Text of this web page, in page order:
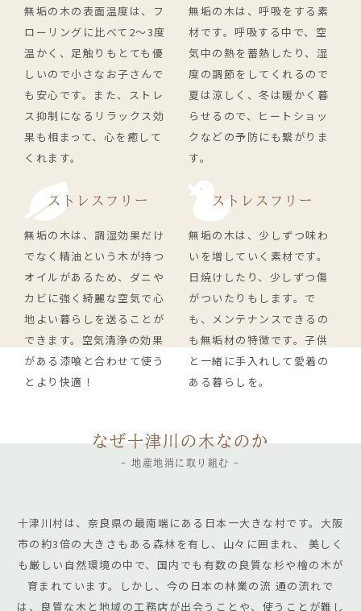
無垢の木の表面温度は、フ
ローリングに比べて2〜3度
温かく、足触りもとても優
しいので小さなお子さんで
も安心です。また、ストレ
ス抑制になるリラックス効
果も相まって、心を癒して
くれます。
無垢の木は、呼吸をする素
材です。呼吸する中で、空
気中の熱を蓄熱したり、湿
度の調節をしてくれるので
夏は涼しく、冬は暖かく暮
らせるので、ヒートショッ
クなどの予防にも繋がりま
す。
ストレスフリー
無垢の木は、調湿効果だけ
でなく精油という木が持つ
オイルがあるため、ダニや
カビに強く綺麗な空気で心
地よい暮らしを送ることが
できます。空気清浄の効果
がある漆喰と合わせて使う
とより快適！
ストレスフリー
無垢の木は、少しずつ味わ
いを増していく素材です。
日焼けしたり、少しずつ傷
がついたりもします。で
も、メンテナンスできるの
も無垢材の特徴です。子供
と一緒に手入れして愛着の
ある暮らしを。
なぜ十津川の木なのか
- 地産地消に取り組む -
十津川村は、奈良県の最南端にある日本一大きな村です。大阪
市の約3倍の大きさもある森林を有し、山々に囲まれ、 美しく
も厳しい自然環境の中で、国内でも有数の良質な杉や檜の木が
育まれています。しかし、今の日本の林業の流 通の流れで
は、良質な木と地域の工務店が出会うことや、使うことが難し